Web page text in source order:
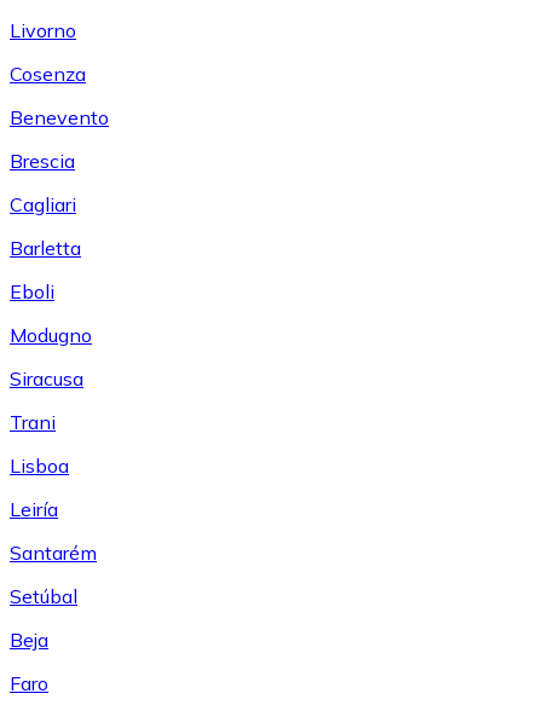
Livorno
Cosenza
Benevento
Brescia
Cagliari
Barletta
Eboli
Modugno
Siracusa
Trani
Lisboa
Leiría
Santarém
Setúbal
Beja
Faro